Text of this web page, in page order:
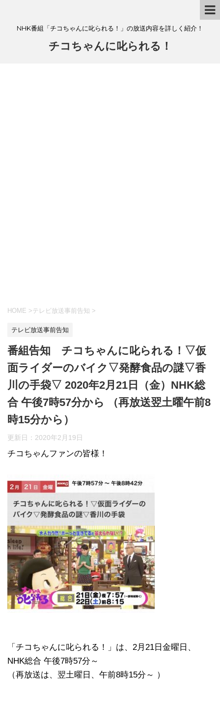
NHK番組「チコちゃんに叱られる！」の放送内容を詳しく紹介！
チコちゃんに叱られる！
HOME >テレビ放送事前告知 >
テレビ放送事前告知
番組告知 チコちゃんに叱られる！▽仮
面ライダーのバイク▽発酵食品の謎▽香
川の手袋▽ 2020年2月21日（金）NHK総
合 午後7時57分から （再放送翌土曜午前8
時15分から）
更新日： 2020年2月19日
チコちゃんファンの皆様！
「チコちゃんに叱られる！」​は、2月21日金曜日、
NHK総合 午後7時57分～
（再放送は、翌土曜日、午前8時15分～ ）